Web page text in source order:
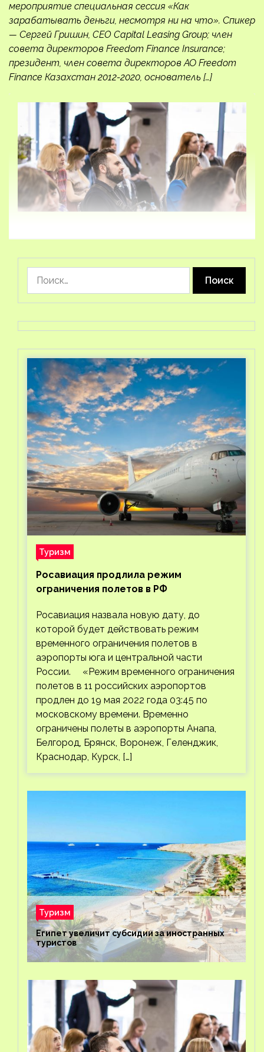
мероприятие специальная сессия «Как
зарабатывать деньги, несмотря ни на что». Спикер
— Сергей Гришин, CEO Capital Leasing Group; член
совета директоров Freedom Finance Insurance;
президент, член совета директоров АО Freedom
Finance Казахстан 2012-2020, основатель […]
Туризм
Росавиация продлила режим
ограничения полетов в РФ
Росавиация назвала новую дату, до
которой будет действовать режим
временного ограничения полетов в
аэропорты юга и центральной части
России. «Режим временного ограничения
полетов в 11 российских аэропортов
продлен до 19 мая 2022 года 03:45 по
московскому времени. Временно
ограничены полеты в аэропорты Анапа,
Белгород, Брянск, Воронеж, Геленджик,
Краснодар, Курск, […]
Туризм
Египет увеличит субсидии за иностранных
туристов